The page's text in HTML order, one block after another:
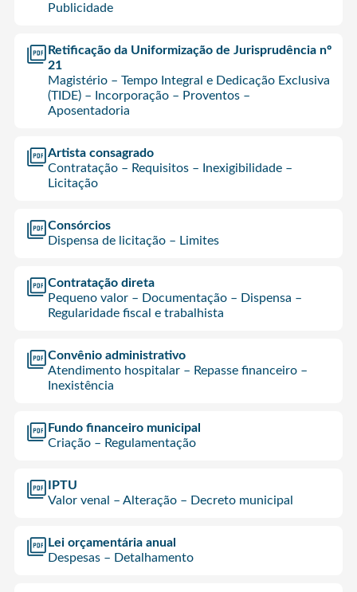
Publicidade
Retificação da Uniformização de Jurisprudência nº
21
Magistério – Tempo Integral e Dedicação Exclusiva
(TIDE) – Incorporação – Proventos –
Aposentadoria
Artista consagrado
Contratação – Requisitos – Inexigibilidade –
Licitação
Consórcios
Dispensa de licitação – Limites
Contratação direta
Pequeno valor – Documentação – Dispensa –
Regularidade fiscal e trabalhista
Convênio administrativo
Atendimento hospitalar – Repasse financeiro –
Inexistência
Fundo financeiro municipal
Criação – Regulamentação
IPTU
Valor venal – Alteração – Decreto municipal
Lei orçamentária anual
Despesas – Detalhamento